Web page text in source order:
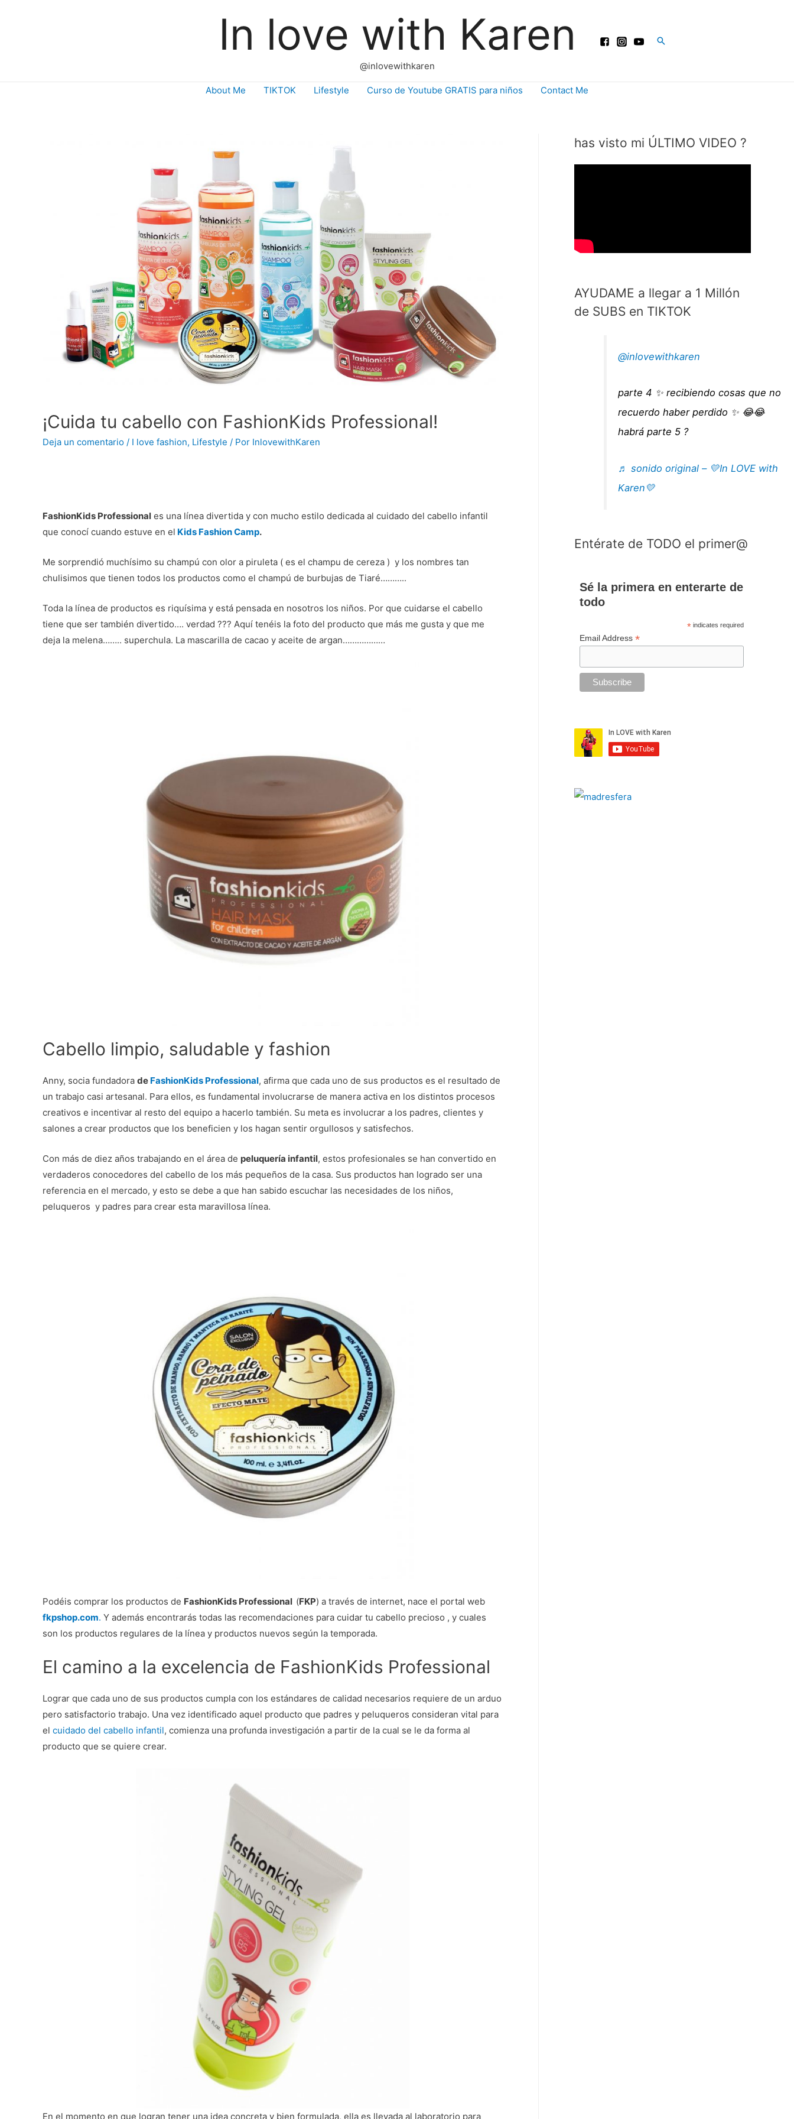
In love with Karen
@inlovewithkaren
Buscar
About Me TIKTOK Lifestyle Curso de Youtube GRATIS para niños Contact Me
¡Cuida tu cabello con FashionKids Professional!
Deja un comentario / I love fashion, Lifestyle / Por InlovewithKaren
FashionKids Professional es una línea divertida y con mucho estilo dedicada al cuidado del cabello infantil
que conocí cuando estuve en el Kids Fashion Camp.
Me sorprendió muchísimo su champú con olor a piruleta ( es el champu de cereza ) y los nombres tan
chulisimos que tienen todos los productos como el champú de burbujas de Tiaré………..
Toda la línea de productos es riquísima y está pensada en nosotros los niños. Por que cuidarse el cabello
tiene que ser también divertido…. verdad ??? Aquí tenéis la foto del producto que más me gusta y que me
deja la melena…….. superchula. La mascarilla de cacao y aceite de argan………………
Cabello limpio, saludable y fashion
Anny, socia fundadora de FashionKids Professional, afirma que cada uno de sus productos es el resultado de
un trabajo casi artesanal. Para ellos, es fundamental involucrarse de manera activa en los distintos procesos
creativos e incentivar al resto del equipo a hacerlo también. Su meta es involucrar a los padres, clientes y
salones a crear productos que los beneficien y los hagan sentir orgullosos y satisfechos.
Con más de diez años trabajando en el área de peluquería infantil, estos profesionales se han convertido en
verdaderos conocedores del cabello de los más pequeños de la casa. Sus productos han logrado ser una
referencia en el mercado, y esto se debe a que han sabido escuchar las necesidades de los niños,
peluqueros y padres para crear esta maravillosa línea.
Podéis comprar los productos de FashionKids Professional (FKP) a través de internet, nace el portal web
fkpshop.com. Y además encontrarás todas las recomendaciones para cuidar tu cabello precioso , y cuales
son los productos regulares de la línea y productos nuevos según la temporada.
El camino a la excelencia de FashionKids Professional
Lograr que cada uno de sus productos cumpla con los estándares de calidad necesarios requiere de un arduo
pero satisfactorio trabajo. Una vez identificado aquel producto que padres y peluqueros consideran vital para
el cuidado del cabello infantil, comienza una profunda investigación a partir de la cual se le da forma al
producto que se quiere crear.
En el momento en que logran tener una idea concreta y bien formulada, ella es llevada al laboratorio para
has visto mi ÚLTIMO VIDEO ?
AYUDAME a llegar a 1 Millón
de SUBS en TIKTOK
@inlovewithkaren
parte 4 ✨ recibiendo cosas que no
recuerdo haber perdido ✨ 😂😂
habrá parte 5 ?
♬ sonido original – 💛In LOVE with
Karen💛
Entérate de TODO el primer@
Sé la primera en enterarte de
todo
* indicates required
Email Address *